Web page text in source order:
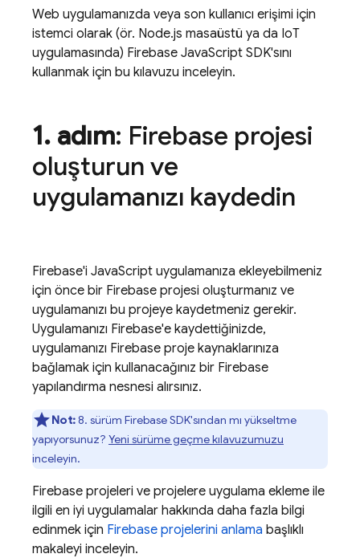
Web uygulamanızda veya son kullanıcı erişimi için
istemci olarak (ör. Node.js masaüstü ya da IoT
uygulamasında) Firebase JavaScript SDK'sını
kullanmak için bu kılavuzu inceleyin.
1. adım: Firebase projesi
oluşturun ve
uygulamanızı kaydedin
Firebase'i JavaScript uygulamanıza ekleyebilmeniz
için önce bir Firebase projesi oluşturmanız ve
uygulamanızı bu projeye kaydetmeniz gerekir.
Uygulamanızı Firebase'e kaydettiğinizde,
uygulamanızı Firebase proje kaynaklarınıza
bağlamak için kullanacağınız bir Firebase
yapılandırma nesnesi alırsınız.
Not:8. sürüm Firebase SDK'sından mı yükseltme
yapıyorsunuz? Yeni sürüme geçme kılavuzumuzu
inceleyin.
Firebase projeleri ve projelere uygulama ekleme ile
ilgili en iyi uygulamalar hakkında daha fazla bilgi
edinmek için Firebase projelerini anlama başlıklı
makaleyi inceleyin.